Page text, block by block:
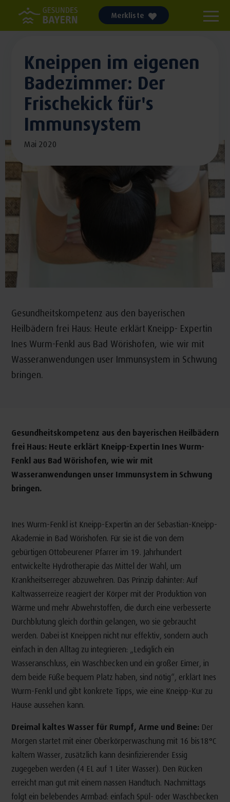
Merkliste
Kneippen im eigenen
Badezimmer: Der
Frischekick für's
Immunsystem
Mai 2020
Gesundheitskompetenz aus den bayerischen
Heilbädern frei Haus: Heute erklärt Kneipp- Expertin
Ines Wurm-Fenkl aus Bad Wörishofen, wie wir mit
Wasseranwendungen user Immunsystem in Schwung
bringen.
Gesundheitskompetenz aus den bayerischen Heilbädern
frei Haus: Heute erklärt Kneipp-Expertin Ines Wurm-
Fenkl aus Bad Wörishofen, wie wir mit
Wasseranwendungen unser Immunsystem in Schwung
bringen.
Ines Wurm-Fenkl ist Kneipp-Expertin an der Sebastian-Kneipp-
Akademie in Bad Wörishofen. Für sie ist die von dem
gebürtigen Ottobeurener Pfarrer im 19. Jahrhundert
entwickelte Hydrotherapie das Mittel der Wahl, um
Krankheitserreger abzuwehren. Das Prinzip dahinter: Auf
Kaltwasserreize reagiert der Körper mit der Produktion von
Wärme und mehr Abwehrstoffen, die durch eine verbesserte
Durchblutung gleich dorthin gelangen, wo sie gebraucht
werden. Dabei ist Kneippen nicht nur effektiv, sondern auch
einfach in den Alltag zu integrieren: „Lediglich ein
Wasseranschluss, ein Waschbecken und ein großer Eimer, in
dem beide Füße bequem Platz haben, sind nötig“, erklärt Ines
Wurm-Fenkl und gibt konkrete Tipps, wie eine Kneipp-Kur zu
Hause aussehen kann.
Dreimal kaltes Wasser für Rumpf, Arme und Beine:Der
Morgen startet mit einer Oberkörperwaschung mit 16 bis18°C
kaltem Wasser, zusätzlich kann desinfizierender Essig
zugegeben werden (4 EL auf 1 Liter Wasser). Den Rücken
erreicht man gut mit einem nassen Handtuch. Nachmittags
folgt ein belebendes Armbad: einfach Spül- oder Waschbecken